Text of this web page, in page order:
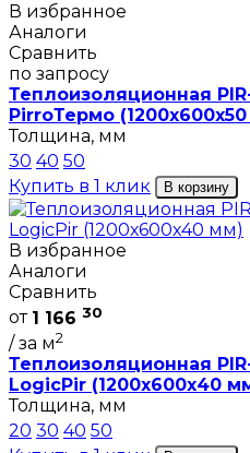
В избранное
Аналоги
Сравнить
по запросу
Теплоизоляционная
PirroТермо
Толщина, мм
30 40 50
Купить в 1 клик
В корзину
В избранное
Аналоги
Сравнить
от 1 166 30
/ за м2
Теплоизоляционная
LogicPir (1200х600х40
Толщина, мм
20 30 40 50